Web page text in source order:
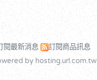
閱最新消息
訂閱商品訊息
by hosting.url.com.tw